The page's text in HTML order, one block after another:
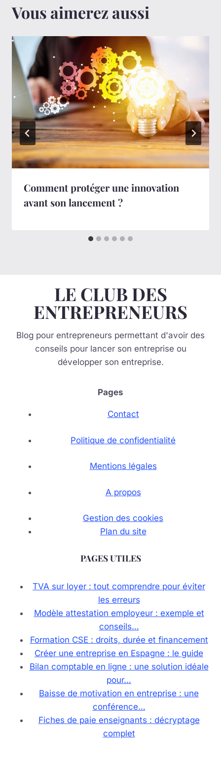
Vous aimerez aussi
Comment protéger une innovation
avant son lancement ?
LE CLUB DES
ENTREPRENEURS
Blog pour entrepreneurs permettant d'avoir des
conseils pour lancer son entreprise ou
développer son entreprise.
Pages
Contact
Politique de confidentialité
Mentions légales
A propos
Gestion des cookies
Plan du site
PAGES UTILES
TVA sur loyer : tout comprendre pour éviter
les erreurs
Modèle attestation employeur : exemple et
conseils…
Formation CSE : droits, durée et financement
Créer une entreprise en Espagne : le guide
Bilan comptable en ligne : une solution idéale
pour…
Baisse de motivation en entreprise : une
conférence…
Fiches de paie enseignants : décryptage
complet